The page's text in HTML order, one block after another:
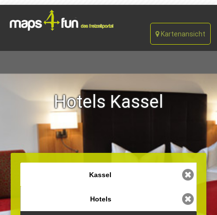
Kartenansicht
Hotels Kassel